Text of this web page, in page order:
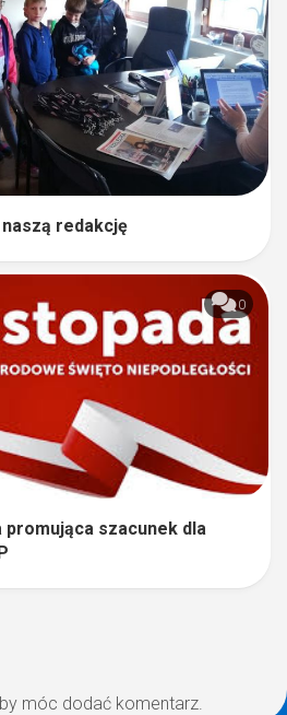
naszą redakcję
0
promująca szacunek dla
móc dodać komentarz.